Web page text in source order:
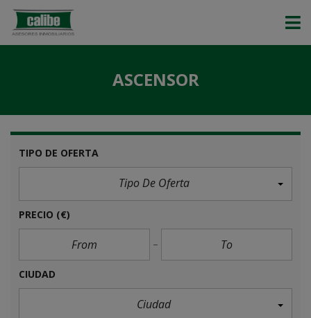
ASCENSOR
TIPO DE OFERTA
Tipo De Oferta
PRECIO (€)
CIUDAD
Ciudad